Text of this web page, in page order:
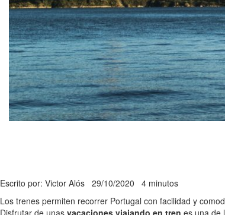
Escrito por: Victor Alós 29/10/2020 4 minutos
Los trenes permiten recorrer Portugal con facilidad y